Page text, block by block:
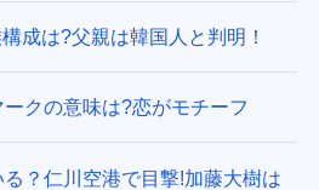
成は?父親は韓国人と判明！
クの意味は?恋がモチーフ
？仁川空港で目撃!加藤大樹は